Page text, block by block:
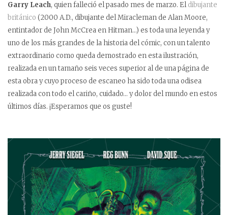
Garry Leach, quien falleció el pasado mes de marzo. Eldibujante
británico (2000 A.D., dibujante del Miracleman de Alan Moore,
entintador de John McCrea en Hitman…) es toda una leyenda y
uno de los más grandes de la historia del cómic, con un talento
extraordinario como queda demostrado en esta ilustración,
realizada en un tamaño seis veces superior al de una página de
esta obra y cuyo proceso de escaneo ha sido toda una odisea
realizada con todo el cariño, cuidado… y dolor del mundo en estos
últimos días. ¡Esperamos que os guste!